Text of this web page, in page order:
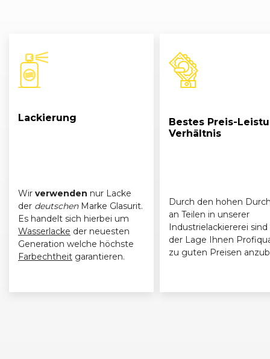
Lackierung
Wir verwenden nur Lacke
der deutschenMarke Glasurit.
Es handelt sich hierbei um
Wasserlacke der neuesten
Generation welche höchste
Farbechtheit garantieren.
Bestes Preis-
Verhältnis
Durch den hohen
an Teilen in unserer
Industrielackiererei sind
der Lage Ihnen
zu guten Preisen